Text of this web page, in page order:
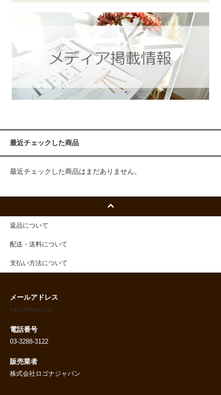
最近チェックした商品
最近チェックした商品はまだありません。
返品について
配送・送料について
支払い方法について
メールアドレス
info@logona.jp
電話番号
03-3288-3122
販売業者
株式会社ロゴナジャパン